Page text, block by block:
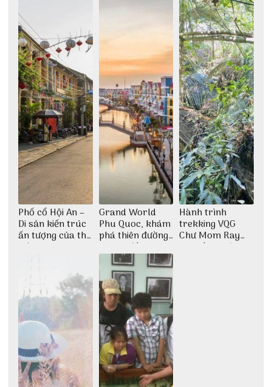
Phố cổ Hội An –
Di sản kiến trúc
ấn tượng của thế
giới
Grand World
Phu Quoc, khám
phá thiên đường
giải trí đầy sôi
động
Hành trình
trekking VQG
Chư Mom Ray
tìm về núi rừng